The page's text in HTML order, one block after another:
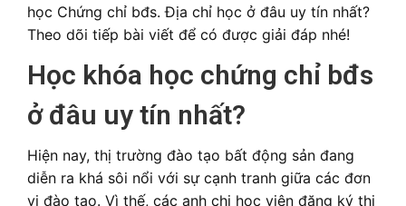
học Chứng chỉ bđs. Địa chỉ học ở đâu uy tín nhất?
Theo dõi tiếp bài viết để có được giải đáp nhé!
Học khóa học chứng chỉ bđs
ở đâu uy tín nhất?
Hiện nay, thị trường đào tạo bất động sản đang
diễn ra khá sôi nổi với sự cạnh tranh giữa các đơn
vị đào tạo. Vì thế, các anh chị học viên đăng ký thi